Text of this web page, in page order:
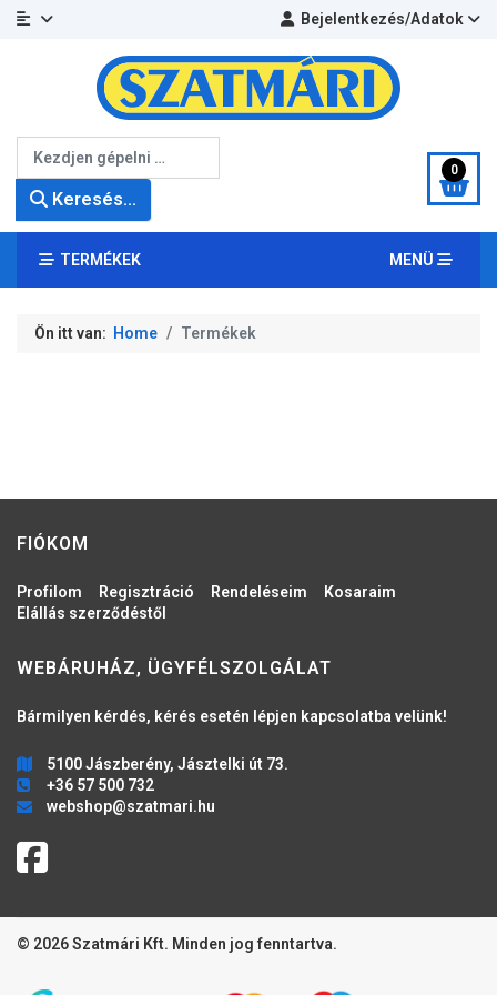
Bejelentkezés/Adatok
Keresés...
0
TERMÉKEK MENÜ
Ön itt van: Home Termékek
FIÓKOM
Profilom Regisztráció Rendeléseim
Kosaraim
Elállás szerződéstől
WEBÁRUHÁZ, ÜGYFÉLSZOLGÁLAT
Bármilyen kérdés, kérés esetén lépjen kapcsolatba velünk!
5100 Jászberény, Jásztelki út 73.
+36 57 500 732
webshop@szatmari.hu
© 2026 Szatmári Kft. Minden jog fenntartva.